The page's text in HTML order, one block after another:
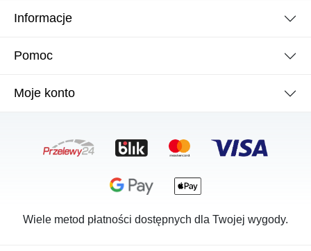
Informacje
Pomoc
Moje konto
Wiele metod płatności dostępnych dla Twojej wygody.